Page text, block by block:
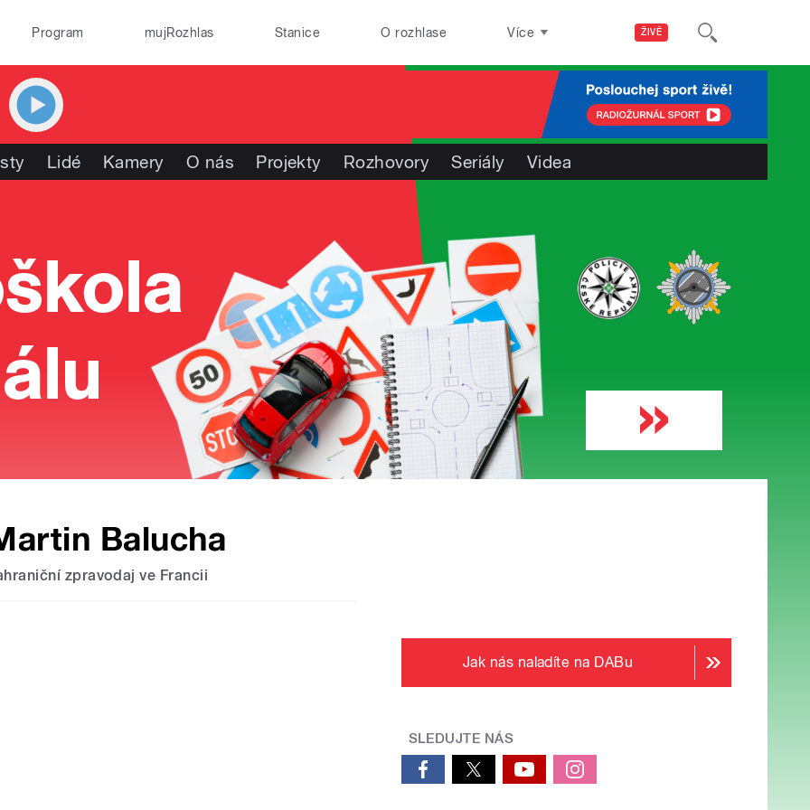
ŽIVĚ
Program mujRozhlas Stanice O rozhlase Více
Lidé Kamery O nás Projekty Rozhovory Seriály Videa
Balucha
zpravodaj ve Francii
Jak nás naladíte na DABu
SLEDUJTE NÁS